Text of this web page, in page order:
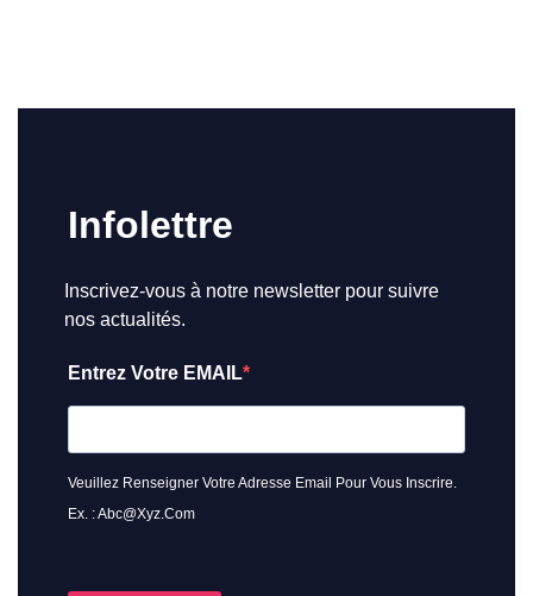
Infolettre
Inscrivez-vous à notre newsletter pour suivre
nos actualités.
Entrez Votre EMAIL
Veuillez Renseigner Votre Adresse Email Pour Vous Inscrire.
Ex. : Abc@xyz.com